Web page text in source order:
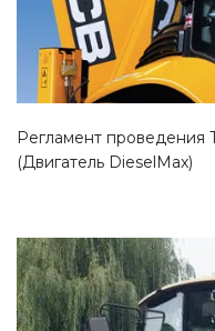
Регламент проведения
(Двигатель DieselMax)